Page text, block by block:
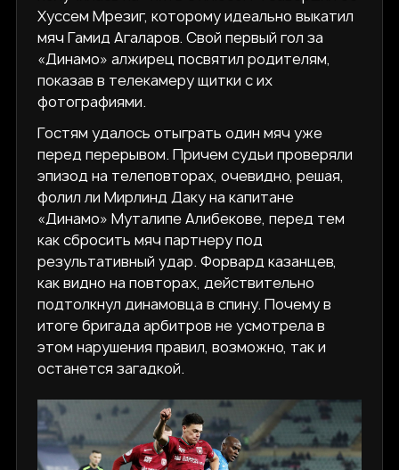
Хуссем Мрезиг, которому идеально выкатил
мяч Гамид Агаларов. Свой первый гол за
«Динамо» алжирец посвятил родителям,
показав в телекамеру щитки с их
фотографиями.
Гостям удалось отыграть один мяч уже
перед перерывом. Причем судьи проверяли
эпизод на телеповторах, очевидно, решая,
фолил ли Мирлинд Даку на капитане
«Динамо» Муталипе Алибекове, перед тем
как сбросить мяч партнеру под
результативный удар. Форвард казанцев,
как видно на повторах, действительно
подтолкнул динамовца в спину. Почему в
итоге бригада арбитров не усмотрела в
этом нарушения правил, возможно, так и
останется загадкой.